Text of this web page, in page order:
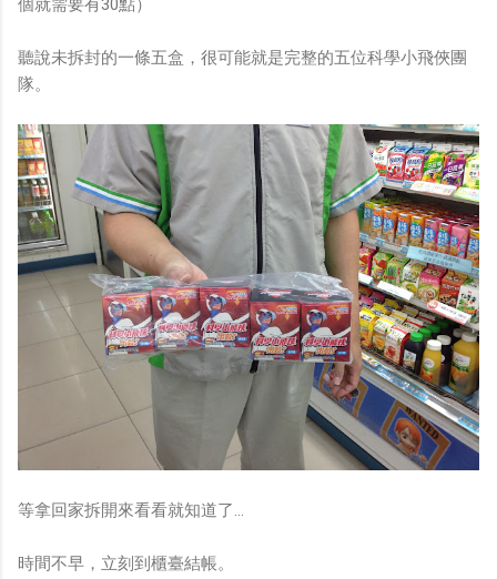
個就需要有30點）
聽說未拆封的一條五盒，很可能就是完整的五位科學小飛俠團
隊。
等拿回家拆開來看看就知道了…
時間不早，立刻到櫃臺結帳。